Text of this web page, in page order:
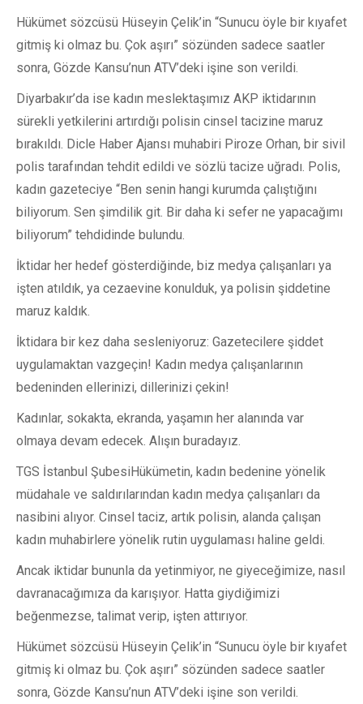
Hükümet sözcüsü Hüseyin Çelik’in “Sunucu öyle bir kıyafet
gitmiş ki olmaz bu. Çok aşırı” sözünden sadece saatler
sonra, Gözde Kansu’nun ATV’deki işine son verildi.
Diyarbakır’da ise kadın meslektaşımız AKP iktidarının
sürekli yetkilerini artırdığı polisin cinsel tacizine maruz
bırakıldı. Dicle Haber Ajansı muhabiri Piroze Orhan, bir sivil
polis tarafından tehdit edildi ve sözlü tacize uğradı. Polis,
kadın gazeteciye “Ben senin hangi kurumda çalıştığını
biliyorum. Sen şimdilik git. Bir daha ki sefer ne yapacağımı
biliyorum” tehdidinde bulundu.
İktidar her hedef gösterdiğinde, biz medya çalışanları ya
işten atıldık, ya cezaevine konulduk, ya polisin şiddetine
maruz kaldık.
İktidara bir kez daha sesleniyoruz: Gazetecilere şiddet
uygulamaktan vazgeçin! Kadın medya çalışanlarının
bedeninden ellerinizi, dillerinizi çekin!
Kadınlar, sokakta, ekranda, yaşamın her alanında var
olmaya devam edecek. Alışın buradayız.
TGS İstanbul ŞubesiHükümetin, kadın bedenine yönelik
müdahale ve saldırılarından kadın medya çalışanları da
nasibini alıyor. Cinsel taciz, artık polisin, alanda çalışan
kadın muhabirlere yönelik rutin uygulaması haline geldi.
Ancak iktidar bununla da yetinmiyor, ne giyeceğimize, nasıl
davranacağımıza da karışıyor. Hatta giydiğimizi
beğenmezse, talimat verip, işten attırıyor.
Hükümet sözcüsü Hüseyin Çelik’in “Sunucu öyle bir kıyafet
gitmiş ki olmaz bu. Çok aşırı” sözünden sadece saatler
sonra, Gözde Kansu’nun ATV’deki işine son verildi.